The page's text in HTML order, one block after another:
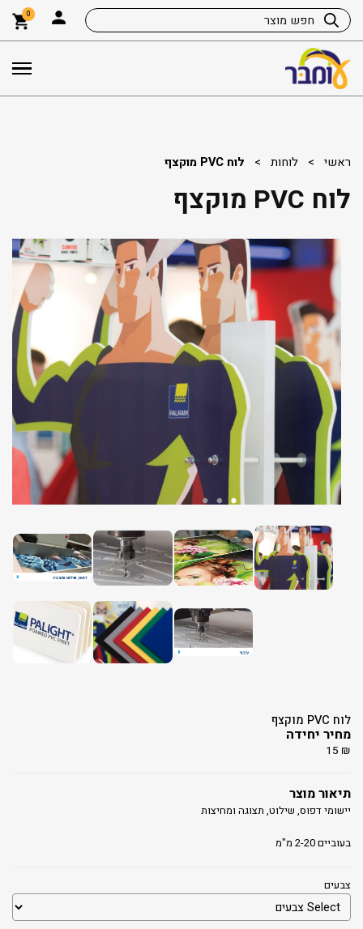
0
ראשי > לוחות > לוח PVC מוקצף
לוח PVC מוקצף
לוח PVC מוקצף
מחיר יחידה
15 ₪
תיאור מוצר
יישומי דפוס, שילוט, תצוגה ומחיצות
בעוביים 2-20 מ"מ
צבעים